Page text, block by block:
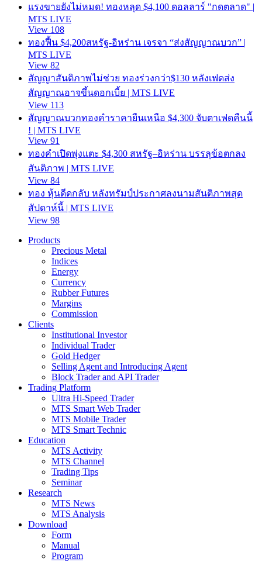
แรงขายยังไม่หมด! ทองหลุด $4,100 ดอลลาร์ "กดตลาด" |
MTS LIVE
View 108
ทองฟื้น $4,200สหรัฐ-อิหร่าน เจรจา “ส่งสัญญาณบวก” |
MTS LIVE
View 82
สัญญาสันติภาพไม่ช่วย ทองร่วงกว่า$130 หลังเฟดส่ง
สัญญาณอาจขึ้นดอกเบี้ย | MTS LIVE
View 113
สัญญาณบวกทองคำราคายืนเหนือ $4,300 จับตาเฟดคืนนี้
! | MTS LIVE
View 91
ทองคำเปิดพุ่งแตะ $4,300 สหรัฐ–อิหร่าน บรรลุข้อตกลง
สันติภาพ | MTS LIVE
View 84
ทอง หุ้นดีดกลับ หลังทรัมป์ประกาศลงนามสันติภาพสุด
สัปดาห์นี้ | MTS LIVE
View 98
Products
Precious Metal
Indices
Energy
Currency
Rubber Futures
Margins
Commission
Clients
Institutional Investor
Individual Trader
Gold Hedger
Selling Agent and Introducing Agent
Block Trader and API Trader
Trading Platform
Ultra Hi-Speed Trader
MTS Smart Web Trader
MTS Mobile Trader
MTS Smart Technic
Education
MTS Activity
MTS Channel
Trading Tips
Seminar
Research
MTS News
MTS Analysis
Download
Form
Manual
Program